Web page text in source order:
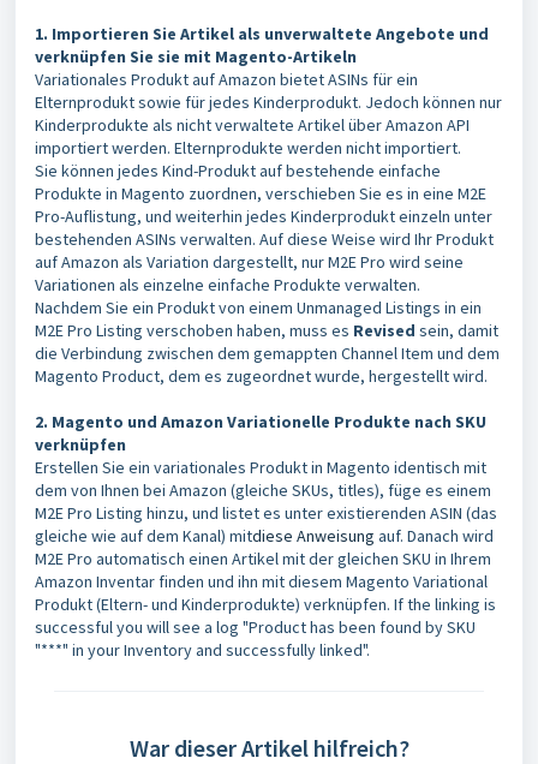
1. Importieren Sie Artikel als unverwaltete Angebote und
verknüpfen Sie sie mit Magento-Artikeln
Variationales Produkt auf Amazon bietet ASINs für ein
Elternprodukt sowie für jedes Kinderprodukt. Jedoch können nur
Kinderprodukte als nicht verwaltete Artikel über Amazon API
importiert werden. Elternprodukte werden nicht importiert.
Sie können jedes Kind-Produkt auf bestehende einfache
Produkte in Magento zuordnen, verschieben Sie es in eine M2E
Pro-Auflistung, und weiterhin jedes Kinderprodukt einzeln unter
bestehenden ASINs verwalten. Auf diese Weise wird Ihr Produkt
auf Amazon als Variation dargestellt, nur M2E Pro wird seine
Variationen als einzelne einfache Produkte verwalten.
Nachdem Sie ein Produkt von einem Unmanaged Listings in ein
M2E Pro Listing verschoben haben, muss es Revised sein, damit
die Verbindung zwischen dem gemappten Channel Item und dem
Magento Product, dem es zugeordnet wurde, hergestellt wird.
2. Magento und Amazon Variationelle Produkte nach SKU
verknüpfen
Erstellen Sie ein variationales Produkt in Magento identisch mit
dem von Ihnen bei Amazon (gleiche SKUs, titles), füge es einem
M2E Pro Listing hinzu, und listet es unter existierenden ASIN (das
gleiche wie auf dem Kanal) mitdiese Anweisung auf. Danach wird
M2E Pro automatisch einen Artikel mit der gleichen SKU in Ihrem
Amazon Inventar finden und ihn mit diesem Magento Variational
Produkt (Eltern- und Kinderprodukte) verknüpfen. If the linking is
successful you will see a log "Product has been found by SKU
"***" in your Inventory and successfully linked".
War dieser Artikel hilfreich?